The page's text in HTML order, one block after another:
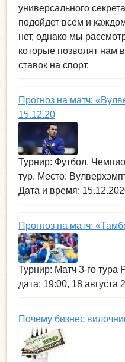
универсального
подойдет всем и
нет, однако мы
которые позволят нам
ставок на спорт.
Прогноз на матч:
15.12.20
Турнир: Футбол.
тур. Место:
Дата и время:
Прогноз на матч:
Турнир: Матч 3-го
дата: 19:00, 18 августа
Почему бизнес